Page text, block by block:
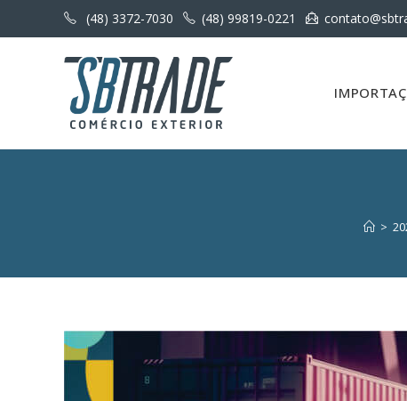
(48) 3372-7030 (48) 99819-0221
>